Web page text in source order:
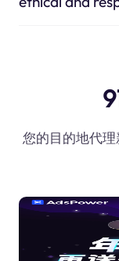
您的目的地代